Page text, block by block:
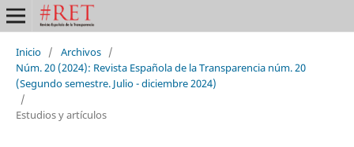
Inicio / Archivos /
Núm. 20 (2024): Revista Española de la Transparencia núm. 20
(Segundo semestre. Julio - diciembre 2024)
/
Estudios y artículos